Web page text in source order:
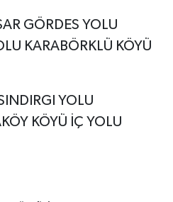
GÖRDES YOLU
KARABÖRKLÜ KÖYÜ
YOLU
KÖYÜ İÇ YOLU